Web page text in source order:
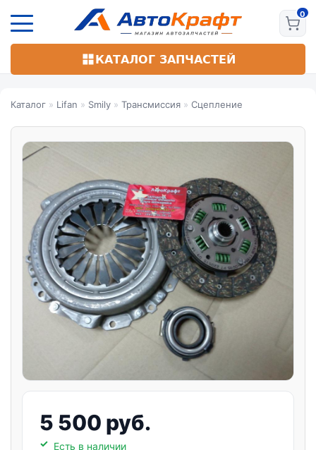
основному
КАТАЛОГ ЗАПЧАСТЕЙ
Каталог » Lifan » Smily » Трансмиссия » Сцепление
5 500 руб.
Есть в наличии